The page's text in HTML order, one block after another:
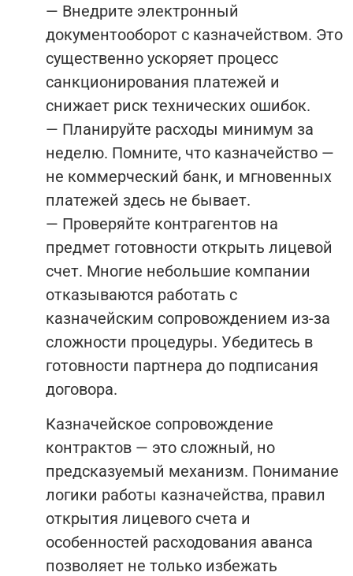
— Внедрите электронный
документооборот с казначейством. Это
существенно ускоряет процесс
санкционирования платежей и
снижает риск технических ошибок.
— Планируйте расходы минимум за
неделю. Помните, что казначейство —
не коммерческий банк, и мгновенных
платежей здесь не бывает.
— Проверяйте контрагентов на
предмет готовности открыть лицевой
счет. Многие небольшие компании
отказываются работать с
казначейским сопровождением из-за
сложности процедуры. Убедитесь в
готовности партнера до подписания
договора.
Казначейское сопровождение
контрактов — это сложный, но
предсказуемый механизм. Понимание
логики работы казначейства, правил
открытия лицевого счета и
особенностей расходования аванса
позволяет не только избежать